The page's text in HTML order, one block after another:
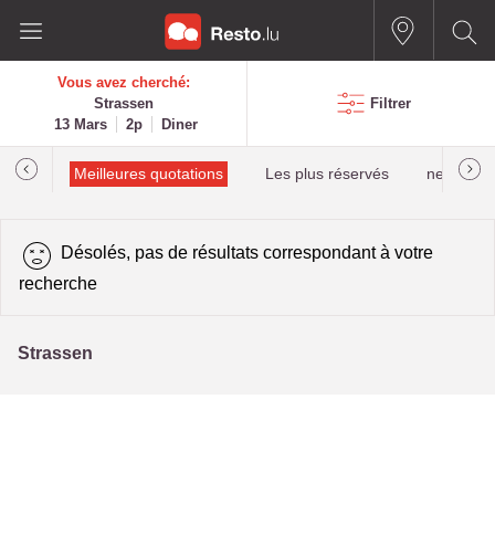
Vous avez cherché:
Strassen
13 Mars
2p Diner
Filtrer
Meilleures quotations Les plus réservés
Désolés, pas de résultats correspondant à votre
recherche
Strassen